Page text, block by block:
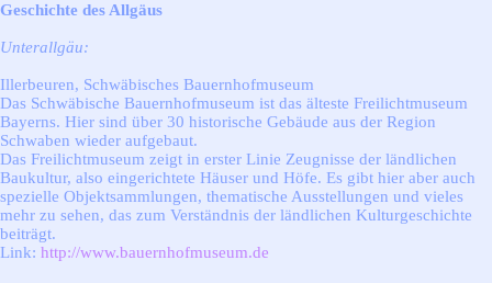
Geschichte des Allgäus
Unterallgäu:
Illerbeuren, Schwäbisches Bauernhofmuseum
Das Schwäbische Bauernhofmuseum ist das älteste Freilichtmuseum
Bayerns. Hier sind über 30 historische Gebäude aus der Region
Schwaben wieder aufgebaut.
Das Freilichtmuseum zeigt in erster Linie Zeugnisse der ländlichen
Baukultur, also eingerichtete Häuser und Höfe. Es gibt hier aber auch
spezielle Objektsammlungen, thematische Ausstellungen und vieles
mehr zu sehen, das zum Verständnis der ländlichen Kulturgeschichte
beiträgt.
Link: http://www.bauernhofmuseum.de